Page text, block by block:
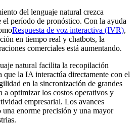
del lenguaje natural crezca
período de pronóstico. Con la ayuda
Respuesta de voz interactiva (IVR),
en tiempo real y chatbots, la
comerciales está aumentando.
natural facilita la recopilación
que la IA interactúa directamente con el
en la sincronización de grandes
a optimizar los costos operativos y
empresarial. Los avances
enorme precisión y una mayor